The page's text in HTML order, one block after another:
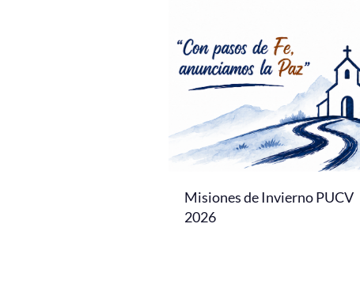
Misiones de Invierno PUCV
2026